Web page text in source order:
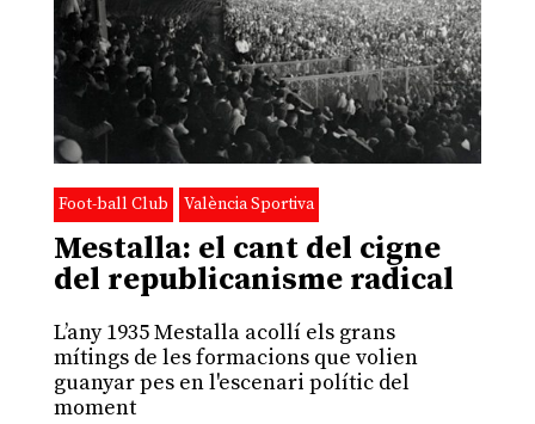
Foot-ball Club València Sportiva
Mestalla: el cant del cigne
del republicanisme radical
L’any 1935 Mestalla acollí els grans
mítings de les formacions que volien
guanyar pes en l'escenari polític del
moment